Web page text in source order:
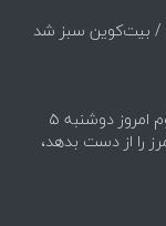
/ بیت‌کوین سبز شد
قیمت تتر، بیت‌کوین و اتریوم امروز دوشنبه ۵
مرز را از دست بدهد،